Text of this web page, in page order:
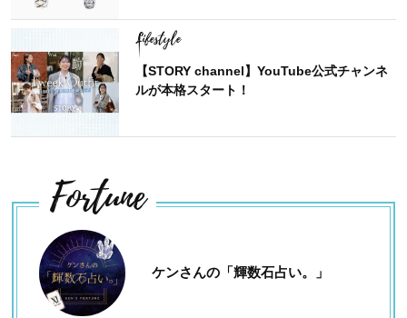
Lifestyle
【STORY channel】YouTube公式チャンネ
ルが本格スタート！
Fortune
ケンさんの「輝数石占い。」